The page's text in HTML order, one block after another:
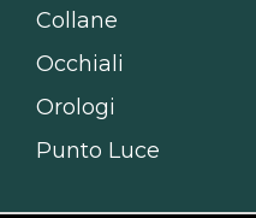
Collane
Occhiali
Orologi
Punto Luce